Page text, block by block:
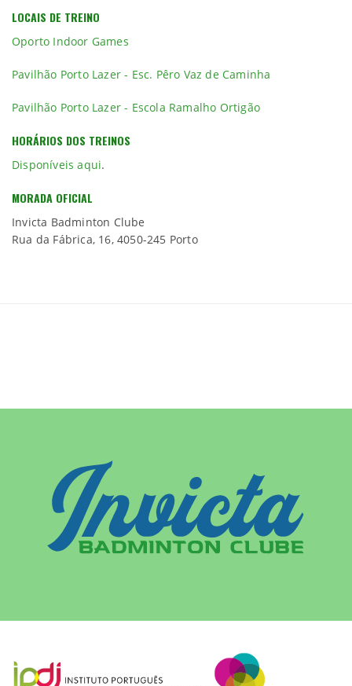
LOCAIS DE TREINO
Oporto Indoor Games
Pavilhão Porto Lazer - Esc. Pêro Vaz de Caminha
Pavilhão Porto Lazer - Escola Ramalho Ortigão
HORÁRIOS DOS TREINOS
Disponíveis aqui.
MORADA OFICIAL
Invicta Badminton Clube
Rua da Fábrica, 16, 4050-245 Porto